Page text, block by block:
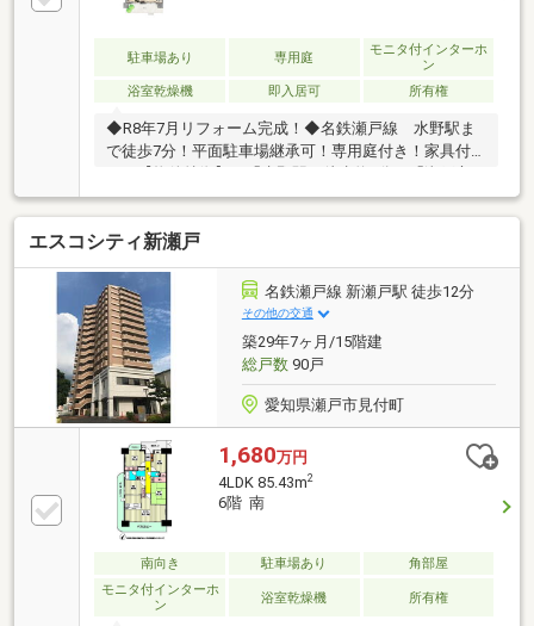
駐車場あり 専用庭
モニタ付インターホ
ン
浴室乾燥機
即入居可 所有権
◆R8年7月リフォーム完成！◆名鉄瀬戸線 水野駅ま
で徒歩7分！平面駐車場継承可！専用庭付き！家具付
駅」徒歩約10分の駅近物件・南西向き、陽当たり良好
な専用庭付き・専有面積79.17㎡、バルコニー面積
12.24㎡、3LDK・家具付き物件になります♪【リフォー
ム内容】・流行の対面キッチン・20.8畳の広々LDK・
食洗機、浴室暖房換気乾燥機付きの最新設備機器・シ
ステムキッチン交換(浄水器、食洗機付)・ユニットバ
ス交換(浴室暖房乾燥機、追い炊き機能付) ・トイレ
交換(温水洗浄便座付)・おしゃれな造作洗面化粧台
エスコシティ新瀬戸
名鉄瀬戸線 新瀬戸駅 徒歩12分
その他の交通
築29年7ヶ月/15階建
総戸数90戸
愛知県瀬戸市見付町
1,680万円
4LDK 85.43m2
6階 南
南向き 駐車場あり
角部屋
モニタ付インターホ
ン
浴室乾燥機 所有権